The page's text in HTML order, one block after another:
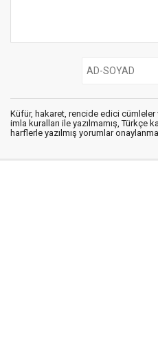
Küfür, hakaret, rencide edici cümleler
imla kuralları ile yazılmamış, Türkçe
harflerle yazılmış yorumlar